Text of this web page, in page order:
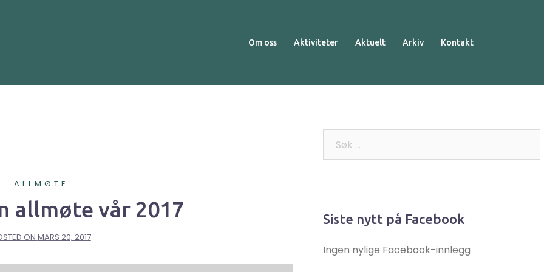
Om oss Aktiviteter Aktuelt Arkiv Kontakt
ALLMØTE
allmøte vår 2017
ON MARS 20, 2017
Siste nytt på Facebook
Ingen nylige Facebook-innlegg